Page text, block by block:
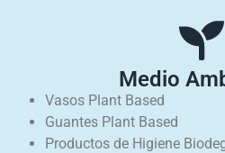
Medio
Vasos Plant Based
Guantes Plant Based
Productos de Higiene